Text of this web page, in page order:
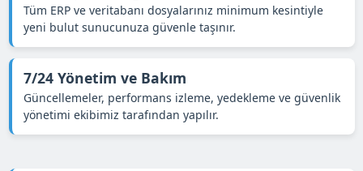
Tüm ERP ve veritabanı dosyalarınız minimum kesintiyle
yeni bulut sunucunuza güvenle taşınır.
7/24 Yönetim ve Bakım
Güncellemeler, performans izleme, yedekleme ve güvenlik
yönetimi ekibimiz tarafından yapılır.